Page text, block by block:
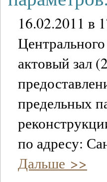
16.02.2011 в
актовый зал
предельных
по адресу:
Дальше >>